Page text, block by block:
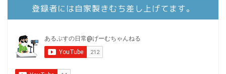
登録者には自家製きむち差し上げてます。